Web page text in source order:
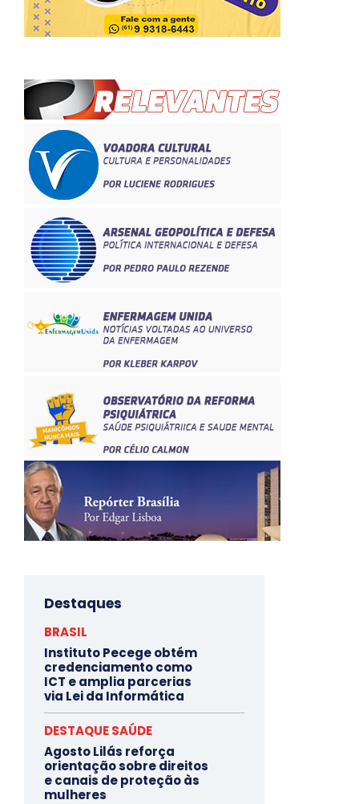
Destaques
BRASIL
Instituto Pecege obtém
credenciamento como
ICT e amplia parcerias
via Lei da Informática
DESTAQUE SAÚDE
Agosto Lilás reforça
orientação sobre direitos
e canais de proteção às
mulheres